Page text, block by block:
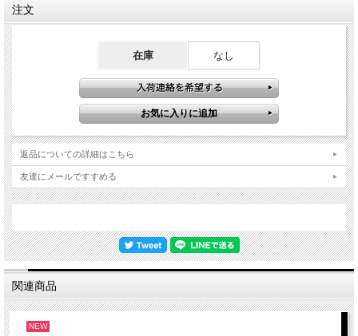
注文
在庫 なし
返品についての詳細はこちら
友達にメールですすめる
関連商品
NEW